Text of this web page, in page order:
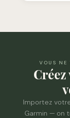
VOUS NE
Importez
Garmin — on